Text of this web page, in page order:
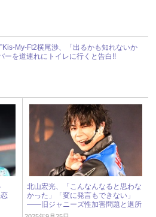
My-Ft2横尾渉、「出るかも知れないか
ーを道連れにトイレに行くと告白!!
北山宏光、「こんなんなると思わな
かった」「変に発言もできない」
――旧ジャニーズ性加害問題と退所
後の“本音” « ジャニーズ研究会